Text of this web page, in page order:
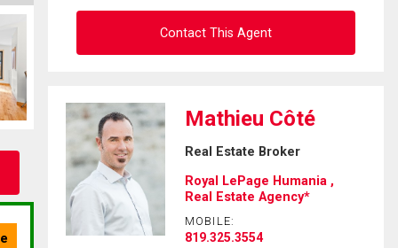
Contact This Agent
Ask about this property
First
and
Last
Name
Email
Phone
Mathieu Côté
Real Estate Broker
Royal LePage Humania ,
Real Estate Agency*
MOBILE:
819.325.3554